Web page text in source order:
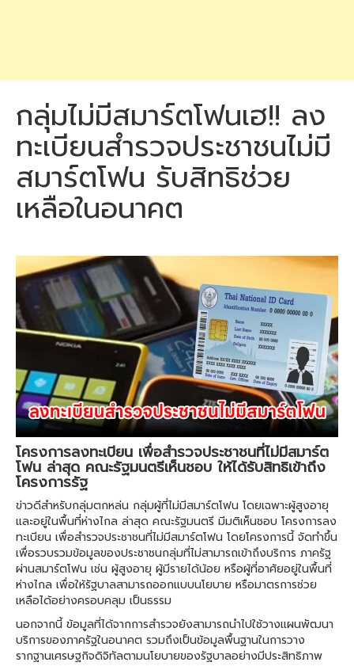
กลุ่มไม่มีสมาร์ตโฟนเฮ!! ลง
ทะเบียนสำรวจประชาชนไม่มี
สมาร์ตโฟน รับสิทธิช่วย
เหลือในอนาคต
โครงการลงทะเบียน เพื่อสำรวจประชาชนที่ไม่มีสมาร์ต
โฟน ล่าสุด คณะรัฐมนตรีเห็นชอบ ให้ได้รับสิทธิเข้าถึง
โครงการรัฐ
ข่าวดีสำหรับกลุ่มตกหล่น กลุ่มผู้ที่ไม่มีสมาร์ตโฟน โดยเฉพาะผู้สูงอายุ
และอยู่ในพื้นที่ห่างไกล ล่าสุด คณะรัฐมนตรี มีมติเห็นชอบ โครงการลง
ทะเบียน เพื่อสำรวจประชาชนที่ไม่มีสมาร์ตโฟน โดยโครงการนี้ จัดทำขึ้น
เพื่อรวบรวมข้อมูลของประชาชนกลุ่มที่ไม่สามารถเข้าถึงบริการ ภาครัฐ
ผ่านสมาร์ตโฟน เช่น ผู้สูงอายุ ผู้มีรายได้น้อย หรือผู้ที่อาศัยอยู่ในพื้นที่
ห่างไกล เพื่อให้รัฐบาลสามารถออกแบบนโยบาย หรือมาตรการช่วย
เหลือได้อย่างครอบคลุม เป็นธรรม
นอกจากนี้ ข้อมูลที่ได้จากการสำรวจยังสามารถนำไปใช้วางแผนพัฒนา
บริการของภาครัฐในอนาคต รวมถึงเป็นข้อมูลพื้นฐานในการวาง
รากฐานเศรษฐกิจดิจิทัลตามนโยบายของรัฐบาลอย่างมีประสิทธิภาพ